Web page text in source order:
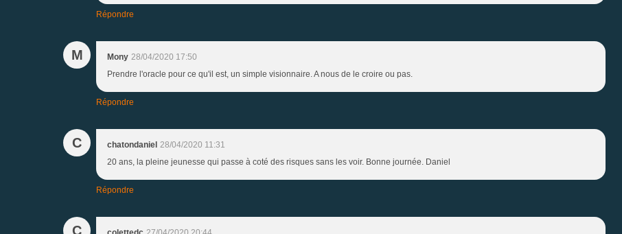
Répondre
M Mony 28/04/2020 17:50
Prendre l'oracle pour ce qu'il est, un simple visionnaire. A nous de le croire ou pas.
Répondre
C chatondaniel 28/04/2020 11:31
20 ans, la pleine jeunesse qui passe à coté des risques sans les voir. Bonne journée. Daniel
Répondre
C